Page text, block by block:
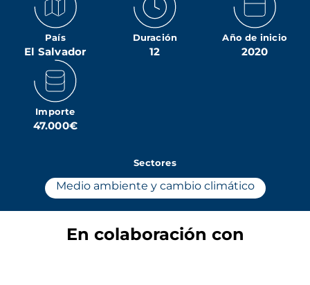
País
El Salvador
Duración
12
Año de inicio
2020
Importe
47.000€
Sectores
Medio ambiente y cambio climático
En colaboración con